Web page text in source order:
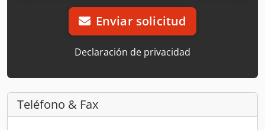
Enviar solicitud
Declaración de privacidad
Teléfono & Fax